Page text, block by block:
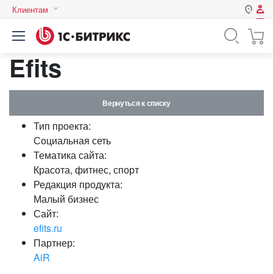
Клиентам
Авторизация
Логин
Запомнить меня на этом
Забыли свой пароль?
Efits
Вернуться к списку
Тип проекта:
Социальная сеть
Тематика сайта:
Красота, фитнес, спорт
Редакция продукта:
Малый бизнес
Сайт:
efits.ru
Партнер:
AiR